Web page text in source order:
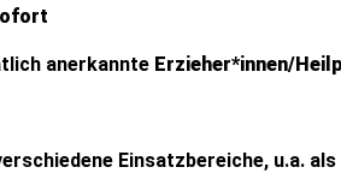
anerkannte Erzieher*innen/
Einsatzbereiche, u.a.